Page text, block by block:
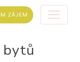
ZÁJEM
bytů